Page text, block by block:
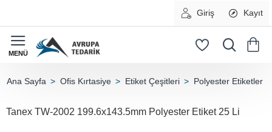
Giriş Kayıt
Ofis Kırtasiye Etiket Çeşitleri Polyester Etiketler
Tanex TW-2002 199.6x143.5mm Polyester Etiket 25 Li